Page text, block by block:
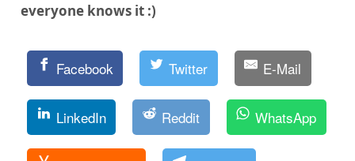
everyone knows it :)
Facebook Twitter E-Mail
LinkedIn Reddit WhatsApp